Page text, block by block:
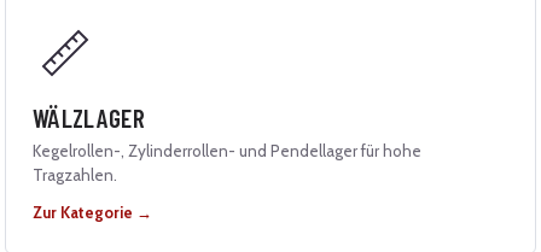
WÄLZLAGER
Kegelrollen-, Zylinderrollen- und Pendellager für hohe
Tragzahlen.
Zur Kategorie →